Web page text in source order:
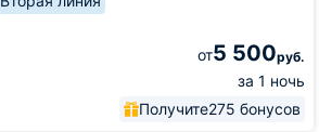
от5 500руб.
за 1 ночь
Получите275 бонусов